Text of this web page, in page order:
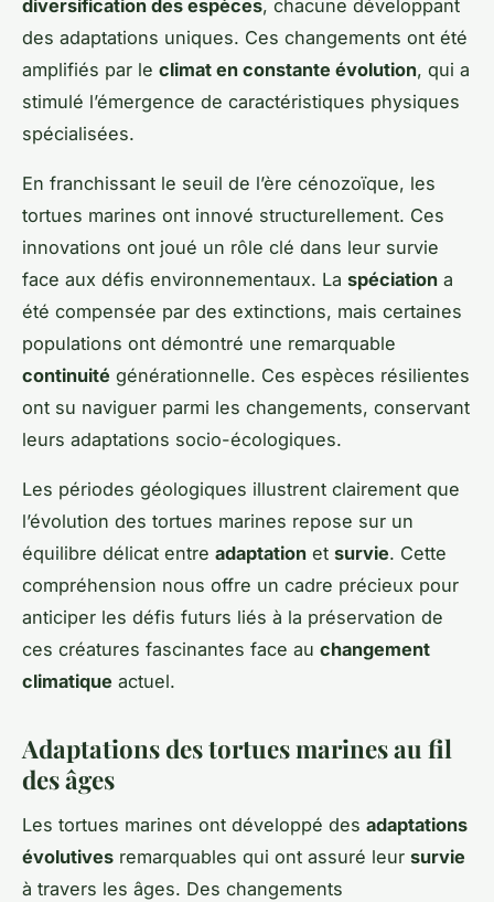
diversification des espèces, chacune développant
des adaptations uniques. Ces changements ont été
amplifiés par le climat en constante évolution, qui a
stimulé l’émergence de caractéristiques physiques
spécialisées.
En franchissant le seuil de l’ère cénozoïque, les
tortues marines ont innové structurellement. Ces
innovations ont joué un rôle clé dans leur survie
face aux défis environnementaux. La spéciation a
été compensée par des extinctions, mais certaines
populations ont démontré une remarquable
continuité générationnelle. Ces espèces résilientes
ont su naviguer parmi les changements, conservant
leurs adaptations socio-écologiques.
Les périodes géologiques illustrent clairement que
l’évolution des tortues marines repose sur un
équilibre délicat entre adaptation et survie. Cette
compréhension nous offre un cadre précieux pour
anticiper les défis futurs liés à la préservation de
ces créatures fascinantes face au changement
climatique actuel.
Adaptations des tortues marines au fil
des âges
Les tortues marines ont développé des adaptations
évolutives remarquables qui ont assuré leur survie
à travers les âges. Des changements